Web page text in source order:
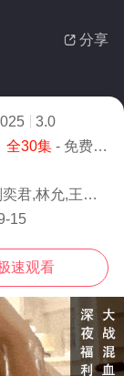
 分享
3.0
全30集- 免费在线观看
玏,宁理,王媛可,侯岩松,郑中玉
15
速观看